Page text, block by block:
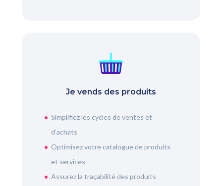
Je vends des produits
Simplifiez les cycles de ventes et
d’achats
Optimisez votre catalogue de produits
et services
Assurez la traçabilité des produits